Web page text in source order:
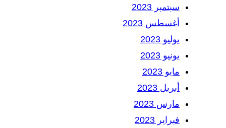
سبتمبر 2023
أغسطس 2023
يوليو 2023
يونيو 2023
مايو 2023
أبريل 2023
مارس 2023
فبراير 2023